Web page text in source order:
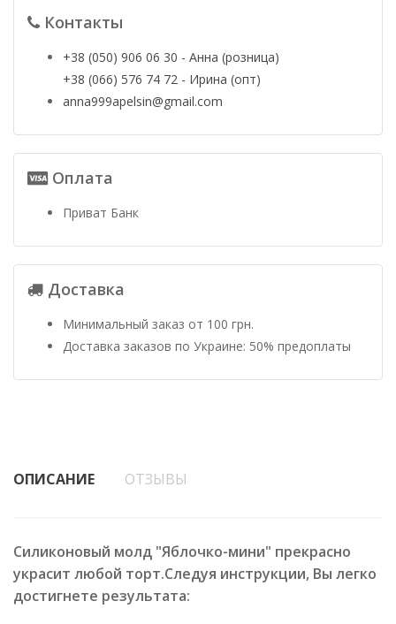
Контакты
+38 (050) 906 06 30 - Анна (розница)
+38 (066) 576 74 72 - Ирина (опт)
anna999apelsin@gmail.com
Оплата
Приват Банк
Доставка
Минимальный заказ от 100 грн.
Доставка заказов по Украине: 50% предоплаты
ОПИСАНИЕ ОТЗЫВЫ
Силиконовый молд "Яблочко-мини" прекрасно
украсит любой торт.Следуя инструкции, Вы легко
достигнете результата: